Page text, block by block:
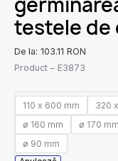
testele de
De la: 103.11 RON
Product – E3873
110 x 600 mm 320
ø 160 mm
ø 170 mm
ø 90 mm